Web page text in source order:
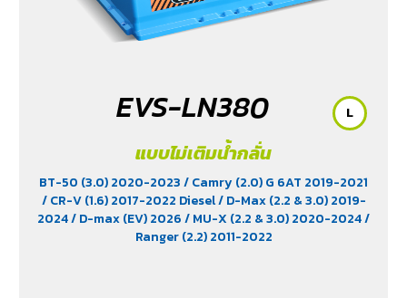
EVS-LN380
แบบไม่เติมน้ำกลั่น
BT-50 (3.0) 2020-2023/ Camry (2.0) G 6AT 2019-2021
/ CR-V (1.6) 2017-2022 Diesel/ D-Max (2.2 & 3.0) 2019-
2024/ D-max (EV) 2026/ MU-X (2.2 & 3.0) 2020-2024/
Ranger (2.2) 2011-2022
L